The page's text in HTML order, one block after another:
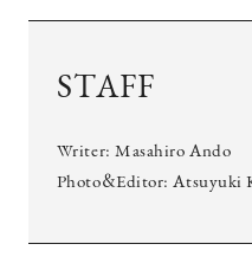
STAFF
Writer: Masahiro Ando
Photo＆Editor: Atsuyuki